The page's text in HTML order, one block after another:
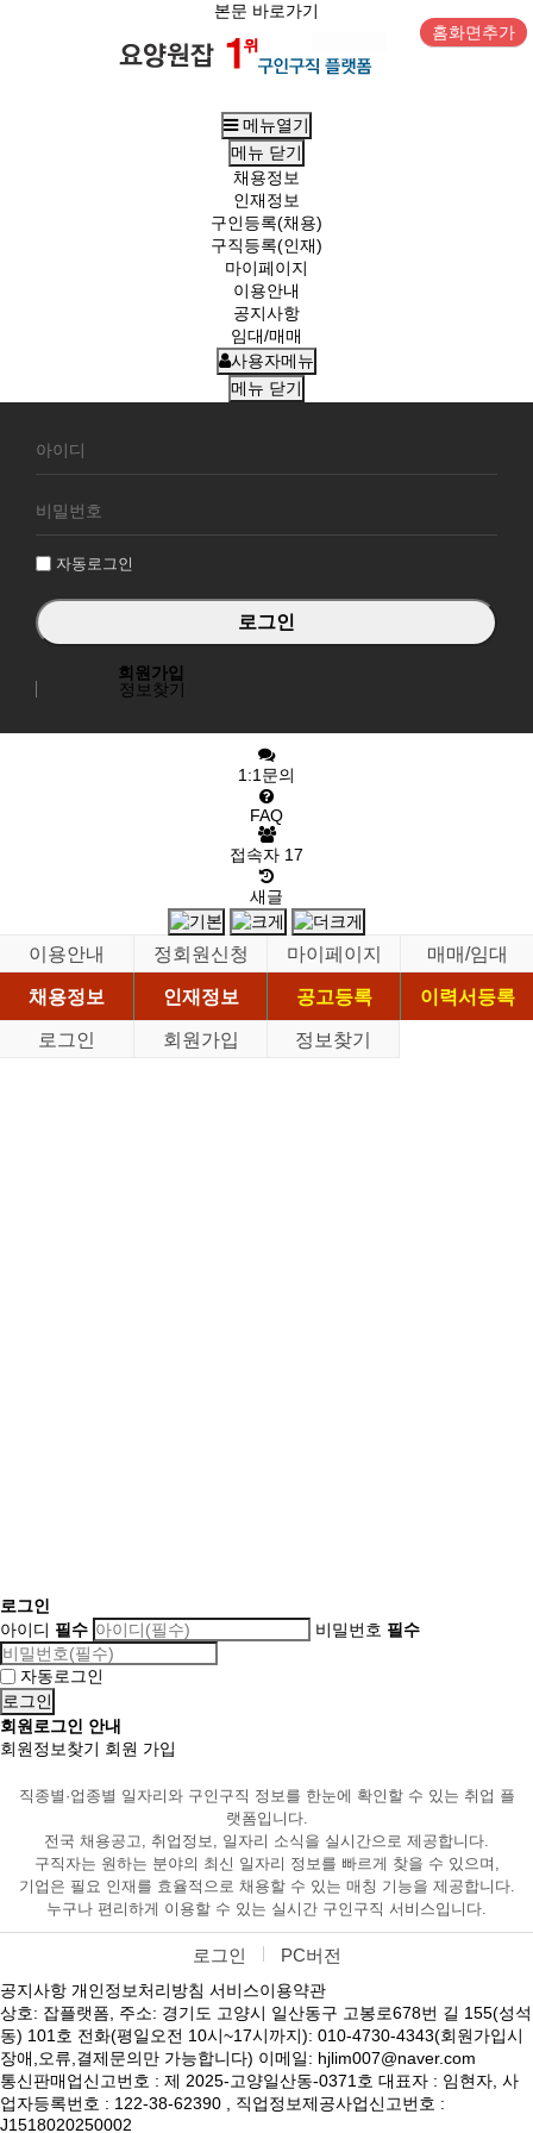
본문 바로가기
홈화면추가
메뉴열기
메뉴 닫기
채용정보
인재정보
구인등록(채용)
구직등록(인재)
마이페이지
이용안내
공지사항
임대/매매
사용자메뉴
메뉴 닫기
원
그
자동로그인
회원가입
정보찾기
1:1문의
FAQ
접속자 17
새글
이용안내 정회원신청 마이페이지
매매/임대
채용정보
인재정보 공고등록
이력서등록
로그인
회원가입 정보찾기
로그인
아이디 필수 비밀번호 필수
자동로그인
회원로그인 안내
회원정보찾기 회원 가입
직종별·업종별 일자리와 구인구직 정보를 한눈에 확인할 수 있는 취업 플
랫폼입니다.
전국 채용공고, 취업정보, 일자리 소식을 실시간으로 제공합니다.
구직자는 원하는 분야의 최신 일자리 정보를 빠르게 찾을 수 있으며,
기업은 필요 인재를 효율적으로 채용할 수 있는 매칭 기능을 제공합니다.
누구나 편리하게 이용할 수 있는 실시간 구인구직 서비스입니다.
로그인 PC버전
공지사항 개인정보처리방침 서비스이용약관
상호: 잡플랫폼, 주소: 경기도 고양시 일산동구 고봉로678번 길 155(성석
동) 101호 전화(평일오전 10시~17시까지): 010-4730-4343(회원가입시
장애,오류,결제문의만 가능합니다) 이메일: hjlim007@naver.com
통신판매업신고번호 : 제 2025-고양일산동-0371호 대표자 : 임현자, 사
업자등록번호 : 122-38-62390 , 직업정보제공사업신고번호 :
J1518020250002